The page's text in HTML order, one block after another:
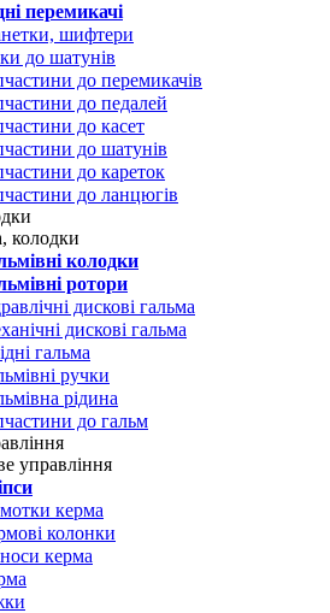
перемикачі
шифтери
до шатунів
до перемикачів
до педалей
до касет
до шатунів
до кареток
до ланцюгів
колодки
колодки
ротори
дискові гальма
дискові гальма
гальма
ручки
рідина
до гальм
управління
керма
колонки
керма